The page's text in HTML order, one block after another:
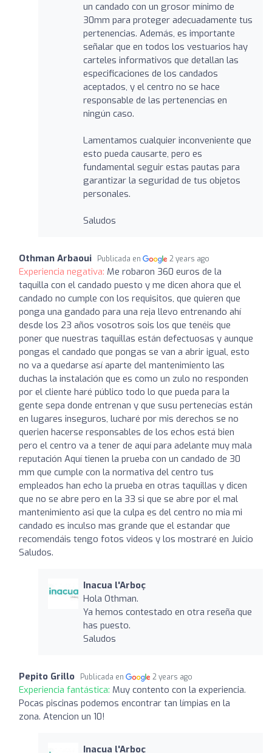
un candado con un grosor mínimo de
30mm para proteger adecuadamente tus
pertenencias. Además, es importante
señalar que en todos los vestuarios hay
carteles informativos que detallan las
especificaciones de los candados
aceptados, y el centro no se hace
responsable de las pertenencias en
ningún caso.
Lamentamos cualquier inconveniente que
esto pueda causarte, pero es
fundamental seguir estas pautas para
garantizar la seguridad de tus objetos
personales.
Saludos
Othman Arbaoui Publicada en 2 years ago
Experiencia negativa: Me robaron 360 euros de la
taquilla con el candado puesto y me dicen ahora que el
candado no cumple con los requisitos, que quieren que
ponga una gandado para una reja llevo entrenando ahí
desde los 23 años vosotros sois los que tenéis que
poner que nuestras taquillas están defectuosas y aunque
pongas el candado que pongas se van a abrir igual, esto
no va a quedarse así aparte del mantenimiento las
duchas la instalación que es como un zulo no responden
por el cliente haré público todo lo que pueda para la
gente sepa donde entrenan y que susu pertenecías están
en lugares inseguros, lucharé por mis derechos se no
querien hacerse responsables de los echos está bien
pero el centro va a tener de aquí para adelante muy mala
reputación Aquí tienen la prueba con un candado de 30
mm que cumple con la normativa del centro tus
empleados han echo la prueba en otras taquillas y dicen
que no se abre pero en la 33 si que se abre por el mal
mantenimiento asi que la culpa es del centro no mia mi
candado es inculso mas grande que el estandar que
recomendáis tengo fotos videos y los mostraré en Juicio
Saludos.
Inacua l'Arboç
Hola Othman.
Ya hemos contestado en otra reseña que
has puesto.
Saludos
Pepito Grillo Publicada en 2 years ago
Experiencia fantástica: Muy contento con la experiencia.
Pocas piscinas podemos encontrar tan límpias en la
zona. Atencion un 10!
Inacua l'Arboç